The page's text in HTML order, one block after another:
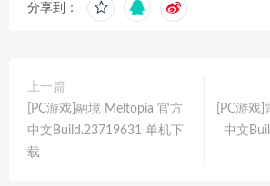
分享到：
上一篇
[PC游戏]融境 Meltopia 官方
中文Build.23719631 单机下
载
[PC游戏
中文